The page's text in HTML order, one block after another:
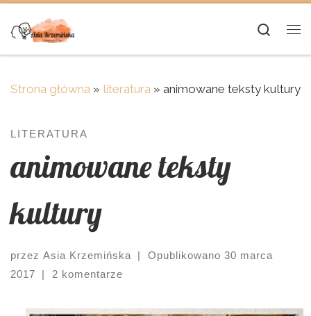
Skip to content
Strona główna » literatura » animowane teksty kultury
LITERATURA
animowane teksty
kultury
przez Asia Krzemińska | Opublikowano 30 marca
2017
| 2 komentarze